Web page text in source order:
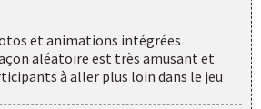
et animations intégrées
aléatoire est très amusant et
à aller plus loin dans le jeu